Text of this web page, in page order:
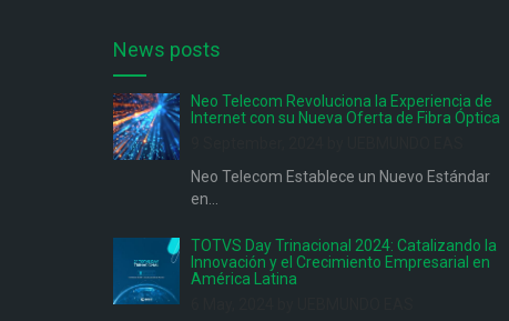
News posts
Neo Telecom Revoluciona la Experiencia de
Internet con su Nueva Oferta de Fibra Óptica
Neo Telecom Establece un Nuevo Estándar
en...
TOTVS Day Trinacional 2024: Catalizando la
Innovación y el Crecimiento Empresarial en
América Latina